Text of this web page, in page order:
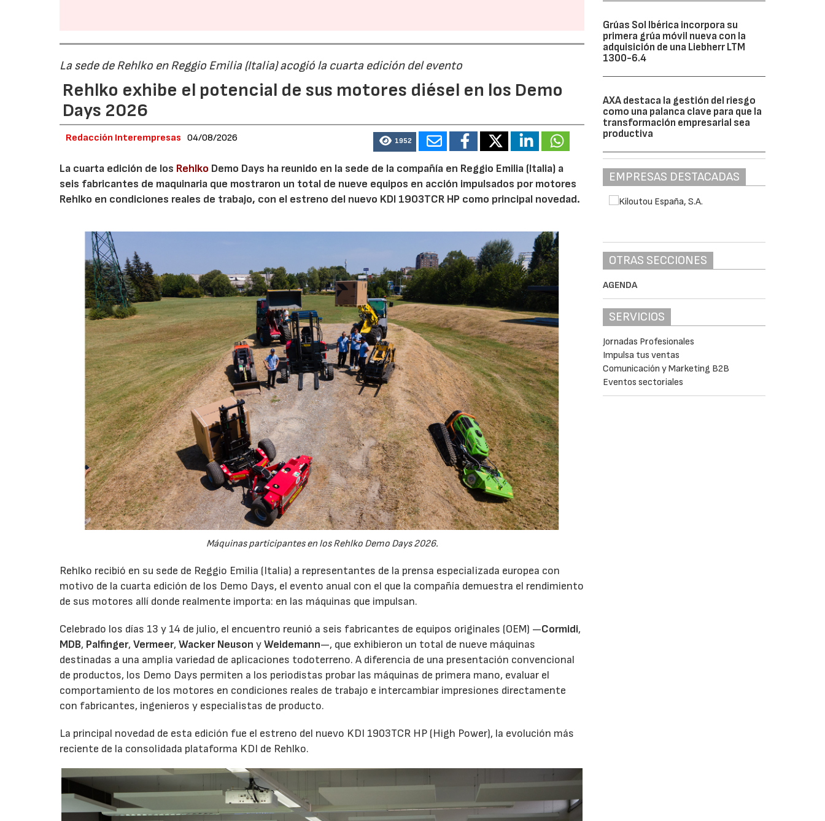
La sede de Rehlko en Reggio Emilia (Italia) acogió la cuarta edición del evento
Rehlko exhibe el potencial de sus motores diésel en los Demo
Days 2026
Redacción Interempresas 04/08/2026 1952
La cuarta edición de los Rehlko Demo Days ha reunido en la sede de la compañía en Reggio Emilia (Italia) a
seis fabricantes de maquinaria que mostraron un total de nueve equipos en acción impulsados por motores
Rehlko en condiciones reales de trabajo, con el estreno del nuevo KDI 1903TCR HP como principal novedad.
Máquinas participantes en los Rehlko Demo Days 2026.
Rehlko recibió en su sede de Reggio Emilia (Italia) a representantes de la prensa especializada europea con
motivo de la cuarta edición de los Demo Days, el evento anual con el que la compañía demuestra el rendimiento
de sus motores allí donde realmente importa: en las máquinas que impulsan.
Celebrado los días 13 y 14 de julio, el encuentro reunió a seis fabricantes de equipos originales (OEM) —Cormidi,
MDB, Palfinger,Vermeer,Wacker Neuson yWeidemann—, que exhibieron un total de nueve máquinas
destinadas a una amplia variedad de aplicaciones todoterreno. A diferencia de una presentación convencional
de productos, los Demo Days permiten a los periodistas probar las máquinas de primera mano, evaluar el
comportamiento de los motores en condiciones reales de trabajo e intercambiar impresiones directamente
con fabricantes, ingenieros y especialistas de producto.
La principal novedad de esta edición fue el estreno del nuevo KDI 1903TCR HP (High Power), la evolución más
reciente de la consolidada plataforma KDI de Rehlko.
Grúas Sol Ibérica incorpora su
primera grúa móvil nueva con la
adquisición de una Liebherr LTM
1300-6.4
AXA destaca la gestión del riesgo
como una palanca clave para que la
transformación empresarial sea
productiva
EMPRESAS DESTACADAS
OTRAS SECCIONES
AGENDA
SERVICIOS
Jornadas Profesionales
Impulsa tus ventas
Comunicación y Marketing B2B
Eventos sectoriales